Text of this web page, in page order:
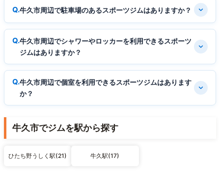
牛久市周辺で駐車場のあるスポーツジムはありますか？
牛久市周辺でシャワーやロッカーを利用できるスポーツ
ジムはありますか？
牛久市周辺で個室を利用できるスポーツジムはあります
か？
牛久市でジムを駅から探す
ひたち野うしく駅(21) 牛久駅(17)